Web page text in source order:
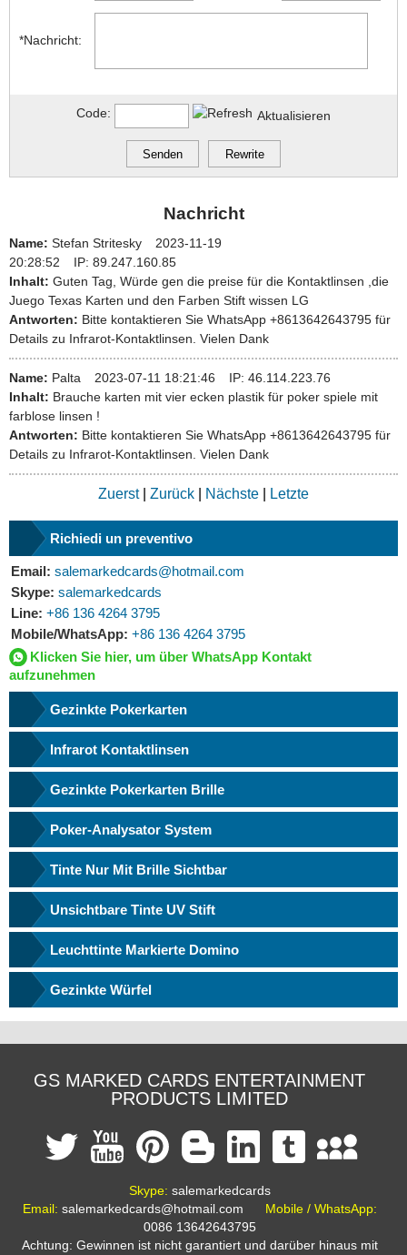
*Nachricht:
Code: Aktualisieren
Nachricht
Name: Stefan Stritesky
2023-11-19
20:28:52
IP: 89.247.160.85
Inhalt: Guten Tag, Würde gen die preise für die Kontaktlinsen ,die
Juego Texas Karten und den Farben Stift wissen LG
Antworten: Bitte kontaktieren Sie WhatsApp +8613642643795 für
Details zu Infrarot-Kontaktlinsen. Vielen Dank
Name: Palta 2023-07-11 18:21:46 IP: 46.114.223.76
Inhalt: Brauche karten mit vier ecken plastik für poker spiele mit
farblose linsen !
Antworten: Bitte kontaktieren Sie WhatsApp +8613642643795 für
Details zu Infrarot-Kontaktlinsen. Vielen Dank
Zuerst| Zurück Nächste Letzte
Richiedi un preventivo
Email: salemarkedcards@hotmail.com
Skype: salemarkedcards
Line: +86 136 4264 3795
Mobile/WhatsApp: +86 136 4264 3795
Klicken Sie hier, um über WhatsApp Kontakt
aufzunehmen
Gezinkte Pokerkarten
Infrarot Kontaktlinsen
Gezinkte Pokerkarten Brille
Poker-Analysator System
Tinte Nur Mit Brille Sichtbar
Unsichtbare Tinte UV Stift
Leuchttinte Markierte Domino
Gezinkte Würfel
GS MARKED CARDS ENTERTAINMENT
PRODUCTS LIMITED
Skype: salemarkedcards
Email: salemarkedcards@hotmail.com Mobile / WhatsApp:
0086 13642643795
Achtung: Gewinnen ist nicht garantiert und darüber hinaus mit